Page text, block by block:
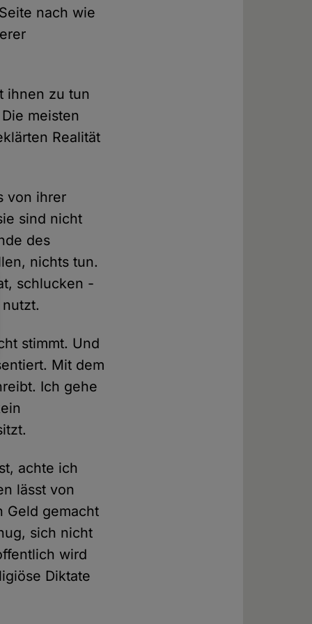
nach wie
ihnen zu tun
meisten
Realität
von ihrer
sind nicht
des
nichts tun.
schlucken -
stimmt. Und
Mit dem
Ich gehe
achte ich
lässt von
Geld gemacht
sich nicht
wird
Diktate